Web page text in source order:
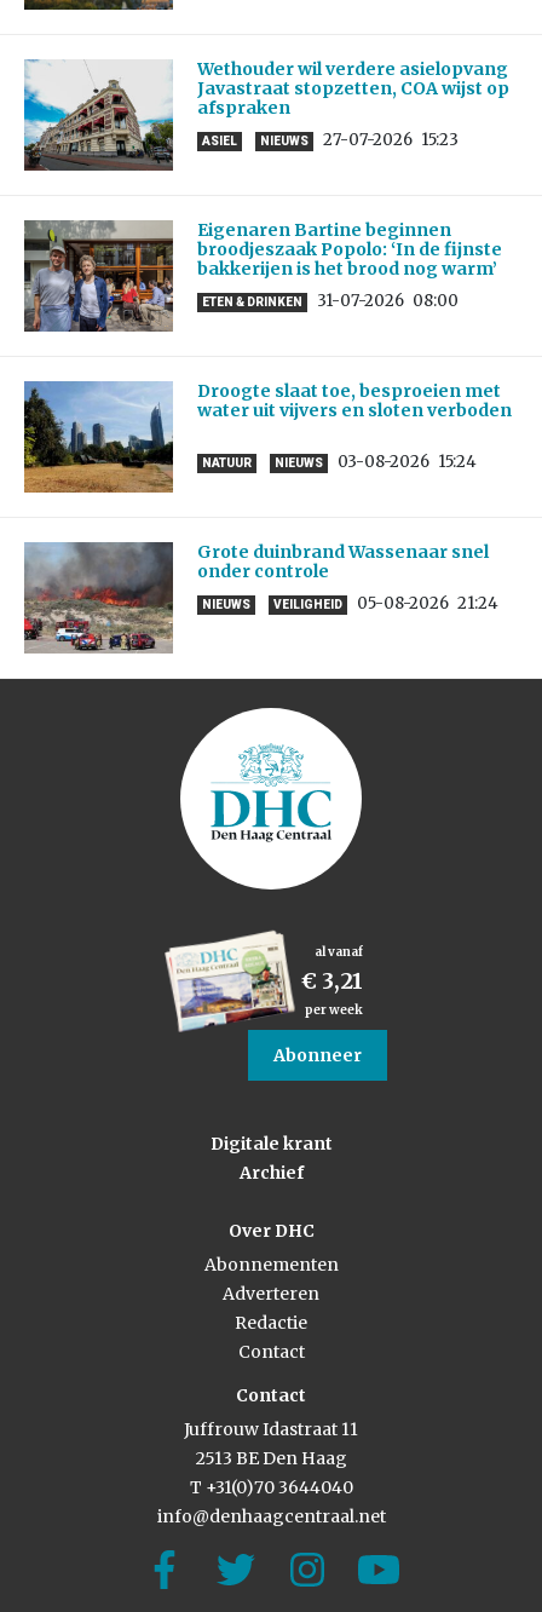
Wethouder wil verdere asielopvang
Javastraat stopzetten, COA wijst op
afspraken
ASIEL NIEUWS 27-07-2026 15:23
Eigenaren Bartine beginnen
broodjeszaak Popolo: ‘In de fijnste
bakkerijen is het brood nog warm’
ETEN & DRINKEN 31-07-2026 08:00
Droogte slaat toe, besproeien met
water uit vijvers en sloten verboden
NATUUR NIEUWS 03-08-2026 15:24
Grote duinbrand Wassenaar snel
onder controle
NIEUWS VEILIGHEID 05-08-2026 21:24
al vanaf
€ 3,21
per week
Abonneer
Digitale krant
Archief
Over DHC
Abonnementen
Adverteren
Redactie
Contact
Contact
Juffrouw Idastraat 11
2513 BE Den Haag
T +31(0)70 3644040
info@denhaagcentraal.net